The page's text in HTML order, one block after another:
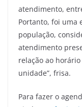
atendimento,
Portanto, foi uma
população,
atendimento
relação ao
unidade”, frisa.
Para fazer o